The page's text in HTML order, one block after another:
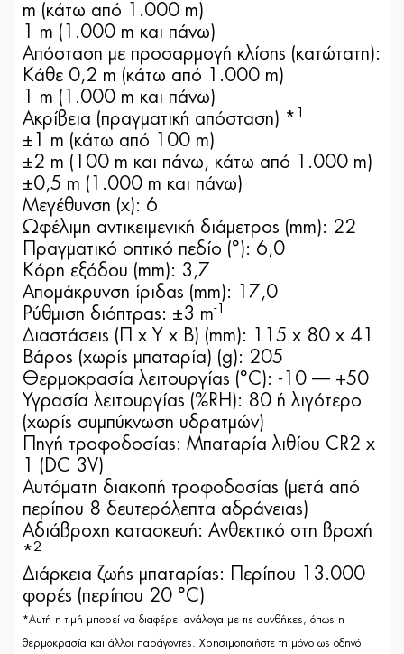
m (κάτω από 1.000 m)
1 m (1.000 m και πάνω)
Απόσταση με προσαρμογή κλίσης (κατώτατη):
Κάθε 0,2 m (κάτω από 1.000 m)
1 m (1.000 m και πάνω)
Ακρίβεια (πραγματική απόσταση) *
±1 m (κάτω από 100 m)
±2 m (100 m και πάνω, κάτω από 1.000 m)
±0,5 m (1.000 m και πάνω)
Μεγέθυνση (x): 6
Ωφέλιμη αντικειμενική διάμετρος (mm): 22
Πραγματικό οπτικό πεδίο (°): 6,0
Κόρη εξόδου (mm): 3,7
Απομάκρυνση ίριδας (mm): 17,0
Ρύθμιση διόπτρας: ±3 m-1
Διαστάσεις (Π x Y x Β) (mm): 115 x 80 x 41
Βάρος (χωρίς μπαταρία) (g): 205
Θερμοκρασία λειτουργίας (°C): -10 — +50
Υγρασία λειτουργίας (%RH): 80 ή λιγότερο
(χωρίς συμπύκνωση υδρατμών)
Πηγή τροφοδοσίας: Μπαταρία λιθίου CR2 x
1 (DC 3V)
Αυτόματη διακοπή τροφοδοσίας (μετά από
περίπου 8 δευτερόλεπτα αδράνειας)
Αδιάβροχη κατασκευή: Ανθεκτικό στη βροχή
* 2
Διάρκεια ζωής μπαταρίας: Περίπου 13.000
φορές (περίπου 20 °C)
*Αυτή η τιμή μπορεί να διαφέρει ανάλογα με τις συνθήκες, όπως η
θερμοκρασία και άλλοι παράγοντες. Χρησιμοποιήστε τη μόνο ως οδηγό